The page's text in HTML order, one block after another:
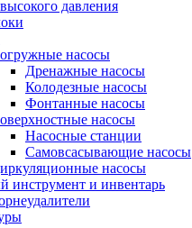
давления
насосы
Дренажные насосы
Колодезные насосы
Фонтанные насосы
насосы
Насосные станции
Самовсасывающие насосы
насосы
инструмент и инвентарь